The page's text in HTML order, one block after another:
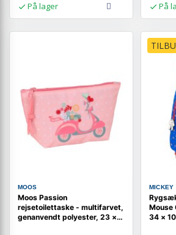
På lager På
MOOS
Moos Passion
rejsetoilettaske - multifarvet,
genanvendt polyester, 23 ×
MICKEY
Mouse
34 ×